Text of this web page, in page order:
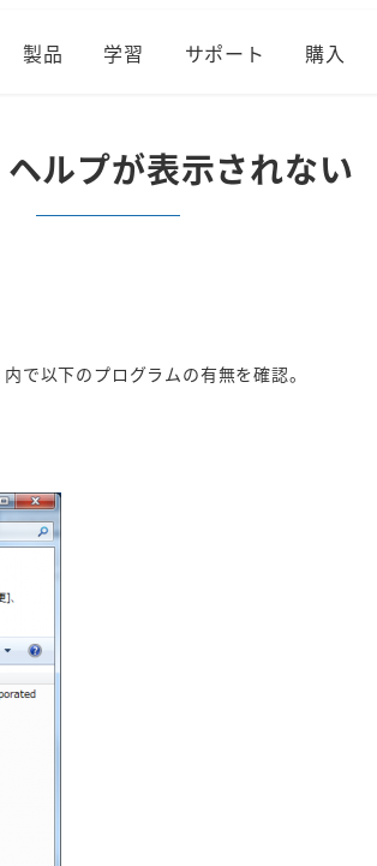
製品 学習 サポート 購入
ルプが表示されない
で以下のプログラムの有無を確認。